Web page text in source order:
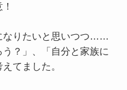
なりたいと思いつつ……
う？」、「自分と家族に
てました。